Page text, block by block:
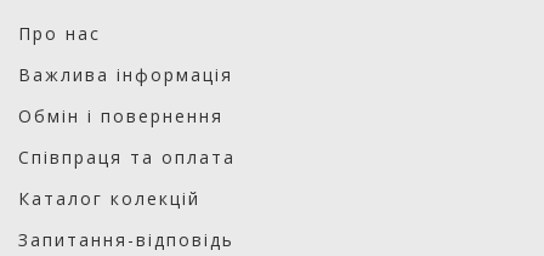
Про нас
Важлива інформація
Обмін і повернення
Співпраця та оплата
Каталог колекцій
Запитання-відповідь